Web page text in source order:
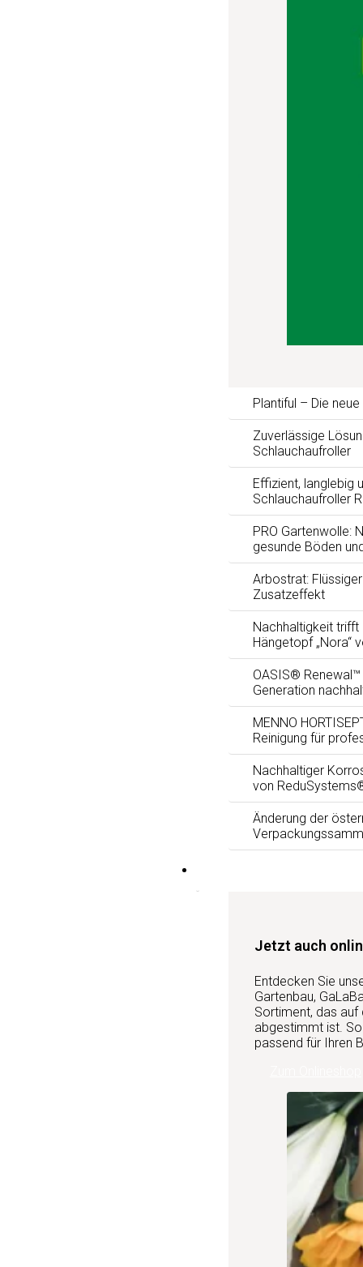
Plantiful – Die
Zuverlässige
Schlauchaufroller
Effizient, langlebig
Schlauchaufroller
PRO Gartenwolle:
gesunde Böden
Arbostrat:
Zusatzeffekt
Nachhaltigkeit trifft
Hängetopf „Nora“
OASIS®
Generation
MENNO
Reinigung für
Nachhaltiger
von
Änderung der
Jetzt auch
Entdecken Sie
Gartenbau,
Sortiment, das
abgestimmt ist.
passend für Ihren